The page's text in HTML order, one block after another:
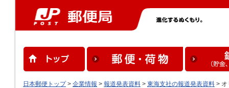
日本郵便トップ> 企業情報 > 報道発表資料 > 東海支社の報道発表資料 >